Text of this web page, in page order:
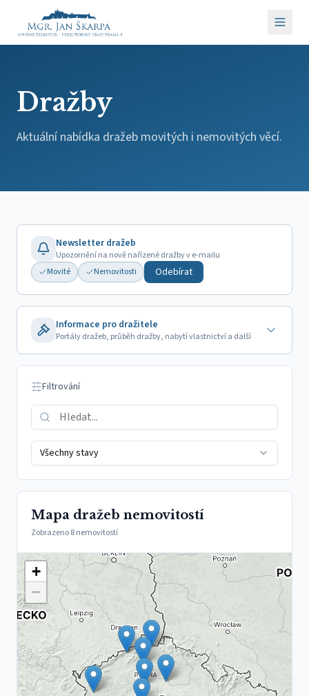
Dražby
Aktuální nabídka dražeb movitých i nemovitých věcí.
Newsletter dražeb
Upozornění na nově nařízené dražby v e-mailu
Movité
Nemovitosti Odebírat
Informace pro dražitele
Portály dražeb, průběh dražby, nabytí vlastnictví a další
Filtrování
Všechny stavy
Mapa dražeb nemovitostí
Zobrazeno 8 nemovitostí
+
−